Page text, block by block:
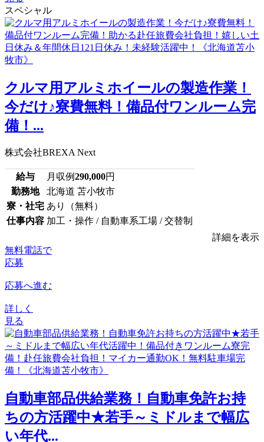
スペシャル
クルマ用アルミホイールの製造作業！
今だけ♪寮費無料！備品付ワンルーム完
備！...
株式会社BREXA Next
給与 月収例290,000円
勤務地
北海道 苫小牧市
寮・社宅 あり（無料）
仕事内容 加工・操作 / 自動車系工場 / 交替制
詳細を表示
無料電話で
応募
応募へ進む
詳しく
見る
自動車部品供給業務！自動車免許お持
ちの方活躍中★若手～ミドルまで幅広
い年代...